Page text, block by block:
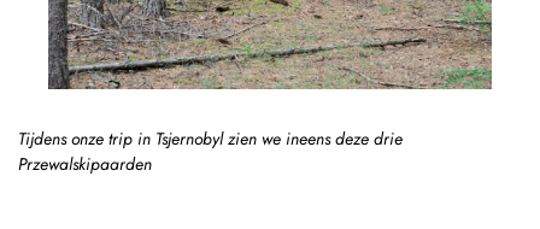
Tijdens onze trip in Tsjernobyl zien we ineens deze drie
Przewalskipaarden